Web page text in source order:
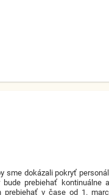
sme dokázali pokryť
prebiehať kontinuálne
prebiehať v čase od 1.